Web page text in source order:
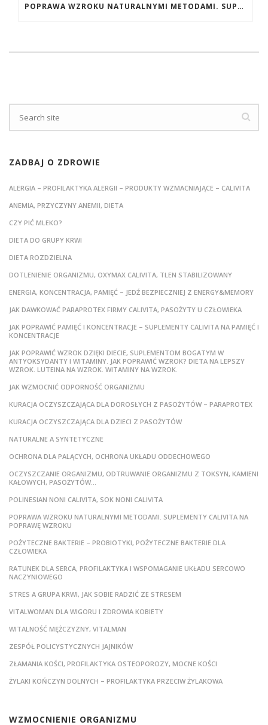
POPRAWA WZROKU NATURALNYMI METODAMI. SUPLEMENTY CALIVITA NA POPRAWĘ WZROKU
ZADBAJ O ZDROWIE
ALERGIA – PROFILAKTYKA ALERGII – PRODUKTY WZMACNIAJĄCE – CALIVITA
ANEMIA, PRZYCZYNY ANEMII, DIETA
CZY PIĆ MLEKO?
DIETA DO GRUPY KRWI
DIETA ROZDZIELNA
DOTLENIENIE ORGANIZMU, OXYMAX CALIVITA, TLEN STABILIZOWANY
ENERGIA, KONCENTRACJA, PAMIĘĆ – JEDŹ BEZPIECZNIEJ Z ENERGY&MEMORY
JAK DAWKOWAĆ PARAPROTEX FIRMY CALIVITA, PASOŻYTY U CZŁOWIEKA
JAK POPRAWIĆ PAMIĘĆ I KONCENTRACJE – SUPLEMENTY CALIVITA NA PAMIĘĆ I
KONCENTRACJE
JAK POPRAWIĆ WZROK DZIĘKI DIECIE, SUPLEMENTOM BOGATYM W
ANTYOKSYDANTY I WITAMINY. JAK POPRAWIĆ WZROK? DIETA NA LEPSZY
WZROK. LUTEINA NA WZROK. WITAMINY NA WZROK.
JAK WZMOCNIĆ ODPORNOŚĆ ORGANIZMU
KURACJA OCZYSZCZAJĄCA DLA DOROSŁYCH Z PASOŻYTÓW – PARAPROTEX
KURACJA OCZYSZCZAJĄCA DLA DZIECI Z PASOŻYTÓW
NATURALNE A SYNTETYCZNE
OCHRONA DLA PALĄCYCH, OCHRONA UKŁADU ODDECHOWEGO
OCZYSZCZANIE ORGANIZMU, ODTRUWANIE ORGANIZMU Z TOKSYN, KAMIENI
KAŁOWYCH, PASOŻYTÓW…
POLINESIAN NONI CALIVITA, SOK NONI CALIVITA
POPRAWA WZROKU NATURALNYMI METODAMI. SUPLEMENTY CALIVITA NA
POPRAWĘ WZROKU
POŻYTECZNE BAKTERIE – PROBIOTYKI, POŻYTECZNE BAKTERIE DLA
CZŁOWIEKA
RATUNEK DLA SERCA, PROFILAKTYKA I WSPOMAGANIE UKŁADU SERCOWO
NACZYNIOWEGO
STRES A GRUPA KRWI, JAK SOBIE RADZIĆ ZE STRESEM
VITALWOMAN DLA WIGORU I ZDROWIA KOBIETY
WITALNOŚĆ MĘŻCZYZNY, VITALMAN
ZESPÓŁ POLICYSTYCZNYCH JAJNIKÓW
ZŁAMANIA KOŚCI, PROFILAKTYKA OSTEOPOROZY, MOCNE KOŚCI
ŻYLAKI KOŃCZYN DOLNYCH – PROFILAKTYKA PRZECIW ŻYLAKOWA
WZMOCNIENIE ORGANIZMU